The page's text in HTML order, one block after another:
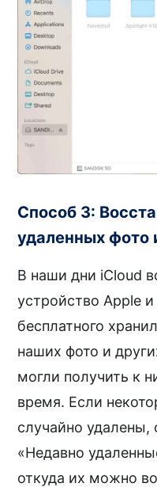
Способ 3:
удаленных фото
В наши дни iCloud
устройство Apple
бесплатного
наших фото и
могли получить к
время. Если
случайно
«Недавно
откуда их можно